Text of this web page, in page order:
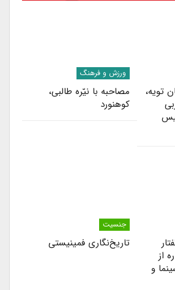
ورزش و فرهنگ
مصاحبه با نیّره طالبی،
کوهنورد
و
جنسیت
تاریخ‌نگاری فمینیستی